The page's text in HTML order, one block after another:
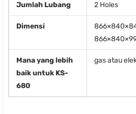
Jumlah Lubang 2 Holes
Dimensi
Mana yang lebih
baik untuk KS-
680
gas atau